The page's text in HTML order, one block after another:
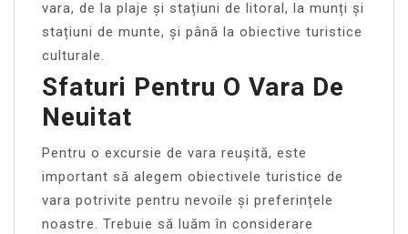
vara, de la plaje și stațiuni de litoral, la munți și
stațiuni de munte, și până la obiective turistice
culturale.
Sfaturi Pentru O Vara De
Neuitat
Pentru o excursie de vara reușită, este
important să alegem obiectivele turistice de
vara potrivite pentru nevoile și preferințele
noastre. Trebuie să luăm în considerare